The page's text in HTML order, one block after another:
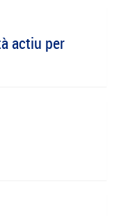
actiu per